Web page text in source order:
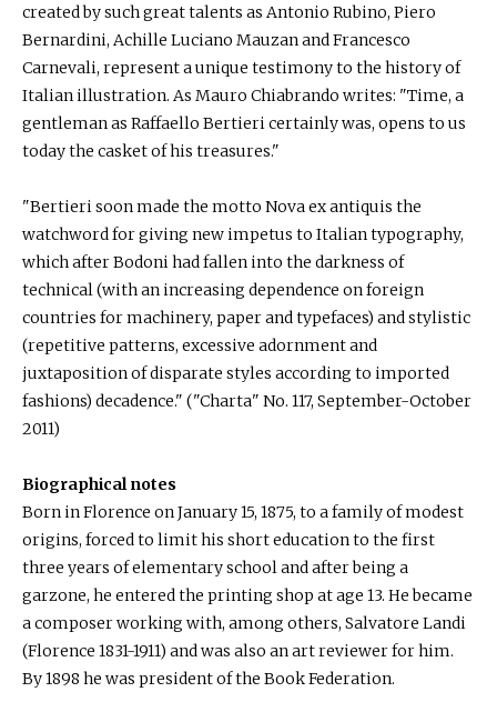
created by such great talents as Antonio Rubino, Piero
Bernardini, Achille Luciano Mauzan and Francesco
Carnevali, represent a unique testimony to the history of
Italian illustration. As Mauro Chiabrando writes: "Time, a
gentleman as Raffaello Bertieri certainly was, opens to us
today the casket of his treasures."
"Bertieri soon made the motto Nova ex antiquis the
watchword for giving new impetus to Italian typography,
which after Bodoni had fallen into the darkness of
technical (with an increasing dependence on foreign
countries for machinery, paper and typefaces) and stylistic
(repetitive patterns, excessive adornment and
juxtaposition of disparate styles according to imported
fashions) decadence." ("Charta" No. 117, September-October
2011)
Biographical notes
Born in Florence on January 15, 1875, to a family of modest
origins, forced to limit his short education to the first
three years of elementary school and after being a
garzone, he entered the printing shop at age 13. He became
a composer working with, among others, Salvatore Landi
(Florence 1831-1911) and was also an art reviewer for him.
By 1898 he was president of the Book Federation.